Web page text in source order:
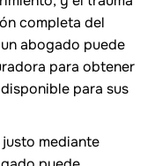
completa del
abogado puede
para obtener
para sus
mediante